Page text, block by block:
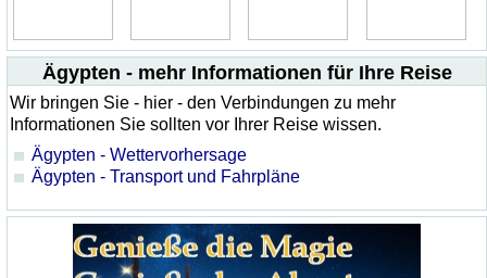
Ägypten - mehr Informationen für Ihre Reise
Wir bringen Sie - hier - den Verbindungen zu mehr
Informationen Sie sollten vor Ihrer Reise wissen.
Ägypten - Wettervorhersage
Ägypten - Transport und Fahrpläne